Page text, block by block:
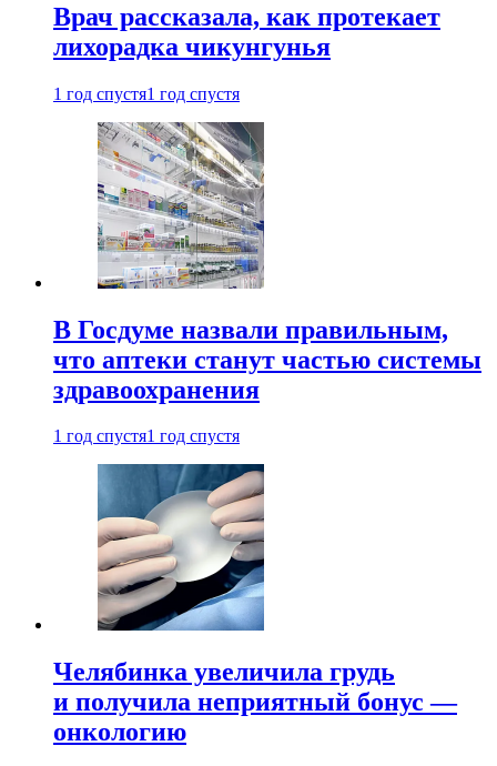
Врач рассказала, как протекает
лихорадка чикунгунья
1 год спустя1 год спустя
В Госдуме назвали правильным,
что аптеки станут частью системы
здравоохранения
1 год спустя1 год спустя
Челябинка увеличила грудь
и получила неприятный бонус —
онкологию